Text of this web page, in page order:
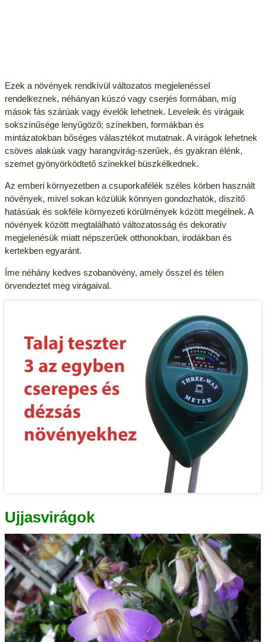
Ezek a növények rendkívül változatos megjelenéssel
rendelkeznek, néhányan kúszó vagy cserjés formában, míg
mások fás szárúak vagy évelők lehetnek. Leveleik és virágaik
sokszínűsége lenyűgöző; színekben, formákban és
mintázatokban bőséges választékot mutatnak. A virágok lehetnek
csöves alakúak vagy harangvirág-szerűek, és gyakran élénk,
szemet gyönyörködtető színekkel büszkélkednek.
Az emberi környezetben a csuporkafélék széles körben használt
növények, mivel sokan közülük könnyen gondozhatók, díszítő
hatásúak és sokféle környezeti körülmények között megélnek. A
növények között megtalálható változatosság és dekoratív
megjelenésük miatt népszerűek otthonokban, irodákban és
kertekben egyaránt.
Íme néhány kedves szobanövény, amely ősszel és télen
örvendeztet meg virágaival.
Ujjasvirágok